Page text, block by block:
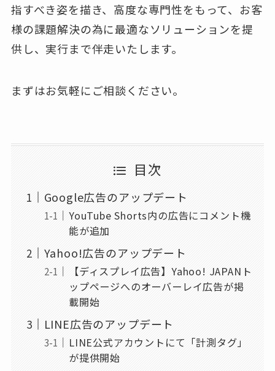
指すべき姿を描き、高度な専門性をもって、お客
様の課題解決の為に最適なソリューションを提
供し、実行まで伴走いたします。
まずはお気軽にご相談ください。
目次
Google広告のアップデート
YouTube Shorts内の広告にコメント機
能が追加
Yahoo!広告のアップデート
【ディスプレイ広告】Yahoo! JAPANト
ップページへのオーバーレイ広告が掲
載開始
LINE広告のアップデート
LINE公式アカウントにて「計測タグ」
が提供開始